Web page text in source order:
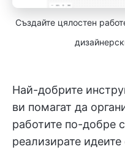
Създайте цялостен
Най-добрите
ви помагат да
работите по-добре
реализирате